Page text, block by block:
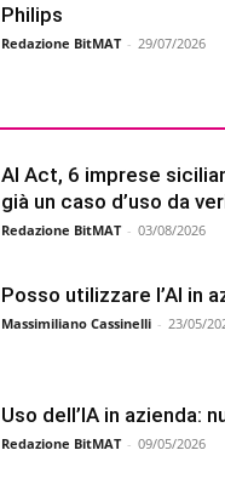
Philips
Redazione BitMAT - 29/07/2026
AI Act, 6 imprese
già un caso d’uso da
Redazione BitMAT - 03/08/2026
Posso utilizzare l’AI in
Massimiliano Cassinelli - 23/05/
Uso dell’IA in azienda:
Redazione BitMAT - 09/05/2026